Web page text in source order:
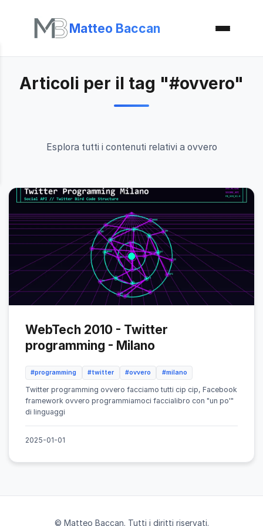
Matteo Baccan
Articoli per il tag "#ovvero"
Esplora tutti i contenuti relativi a ovvero
WebTech 2010 - Twitter
programming - Milano
#programming #twitter #ovvero #milano
Twitter programming ovvero facciamo tutti cip cip, Facebook
framework ovvero programmiamoci faccialibro con "un po'"
di linguaggi
2025-01-01
© Matteo Baccan. Tutti i diritti riservati.